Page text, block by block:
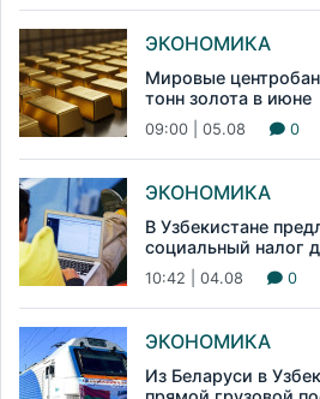
ЭКОНОМИКА
Мировые
тонн золота в июне
09:00 | 05.08 0
ЭКОНОМИКА
В Узбекистане
социальный налог
10:42 | 04.08 0
ЭКОНОМИКА
Из Беларуси в